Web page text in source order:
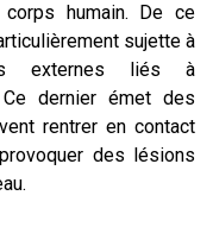
humain. De ce
sujette à
externes liés à
Ce dernier émet des
rentrer en contact
des lésions